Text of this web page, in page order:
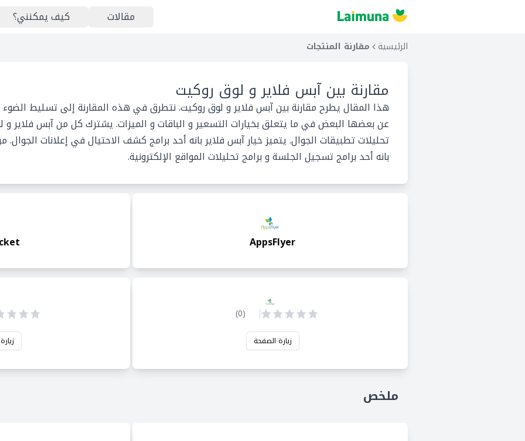
مقالات كيف يمكنني؟
الرئيسية مقارنة المنتجات
مقارنة بينآبس فلاير و لوق روكيت
هذا المقال يطرح مقارنة بين آبس فلاير و لوق روكيت. نتطرق في هذه المقارنة إلى تسليط
عن بعضها البعض في ما يتعلق بخيارات التسعير و الباقات و الميزات. يشترك كل من آبس فلاير
تحليلات تطبيقات الجوال. يتميز خيار آبس فلاير بانه أحد برامج كشف الاحتيال في إعلانات الجوال.
بانه أحد برامج تسجيل الجلسة و برامج تحليلات المواقع الإلكترونية.
AppsFlyer
(
0
)
زيارة الصفحة
ملخص